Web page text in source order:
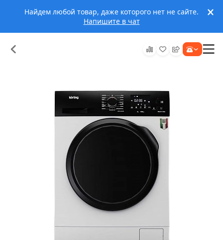
Найдем любой товар, даже которого нет не сайте.
Напишите в чат